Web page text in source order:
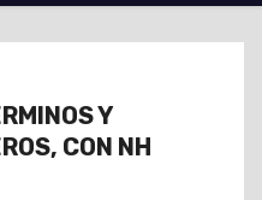
Y
CON NH